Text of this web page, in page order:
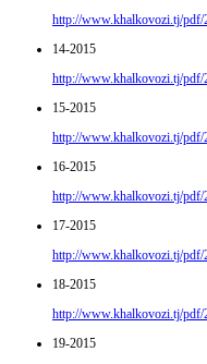
http://www.khalkovozi.tj/pdf/
14-2015
http://www.khalkovozi.tj/pdf/
15-2015
http://www.khalkovozi.tj/pdf/
16-2015
http://www.khalkovozi.tj/pdf/
17-2015
http://www.khalkovozi.tj/pdf/
18-2015
http://www.khalkovozi.tj/pdf/
19-2015